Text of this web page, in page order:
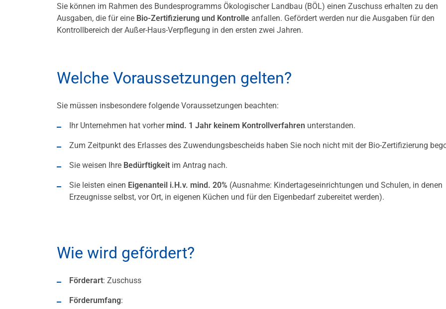
Sie können im Rahmen des Bundesprogramms Ökologischer Landbau (BÖL) einen Zuschuss erhalten zu den
Ausgaben, die für eine Bio-Zertifizierung und Kontrolle anfallen. Gefördert werden nur die Ausgaben für den
Kontrollbereich der Außer-Haus-Verpflegung in den ersten zwei Jahren.
Welche Voraussetzungen gelten?
Sie müssen insbesondere folgende Voraussetzungen beachten:
Ihr Unternehmen hat vorher mind. 1 Jahr keinem Kontrollverfahren unterstanden.
Zum Zeitpunkt des Erlasses des Zuwendungsbescheids haben Sie noch nicht mit der Bio-Zertifizierung
Sie weisen Ihre Bedürftigkeit im Antrag nach.
Sie leisten einen Eigenanteil i.H.v. mind. 20% (Ausnahme: Kindertageseinrichtungen und Schulen, in denen
Erzeugnisse selbst, vor Ort, in eigenen Küchen und für den Eigenbedarf zubereitet werden).
Wie wird gefördert?
Förderart: Zuschuss
Förderumfang: